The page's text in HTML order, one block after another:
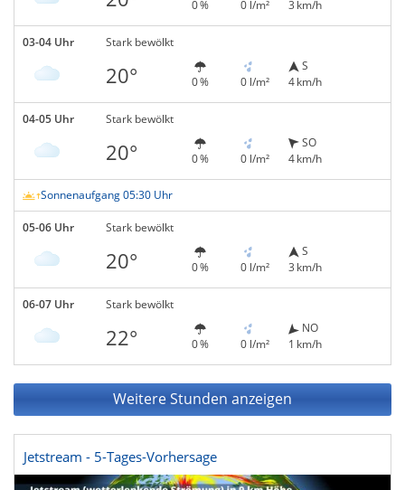
0 % 0 l/m²
3 km/h
03-04 Uhr Stark bewölkt
20° 0 % 0 l/m²
S
4 km/h
04-05 Uhr Stark bewölkt
20° 0 % 0 l/m²
SO
4 km/h
Sonnenaufgang 05:30 Uhr
05-06 Uhr Stark bewölkt
20° 0 % 0 l/m²
S
3 km/h
06-07 Uhr Stark bewölkt
22° 0 % 0 l/m²
NO
1 km/h
Weitere Stunden anzeigen
Jetstream - 5-Tages-Vorhersage